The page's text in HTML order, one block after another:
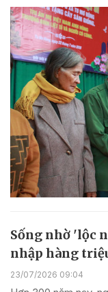
Sống nhờ 'lộc
nhập hàng
23/07/2026 09:04